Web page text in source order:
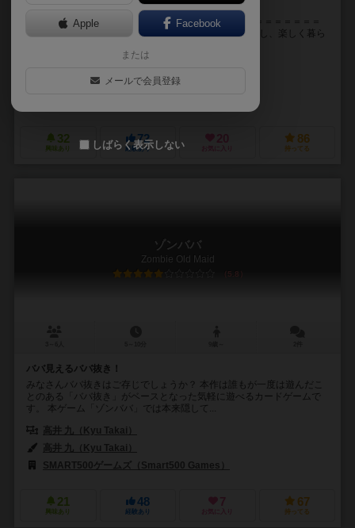
＝＝＝＝＝＝＝＝＝＝＝＝＝＝＝＝＝＝＝＝＝＝＝＝＝＝＝＝＝＝＝
＝＝＝＝＝＝＝＝＝＝＝＝ ▼ストーリー 盗賊を追い出し、楽しく暮ら
尾根ギア（Onegear）
SMART500ゲームズ（
32
興味あり
72
経験あり
20
お気に入り
86
持ってる
ゾンババ
Zombie Old Maid
5.8
ババ見えるババ抜き！
みなさんババ抜きはご存じでしょうか？ 本作は誰もが一度は遊んだこ
とのある「ババ抜き」がベースとなった気軽に遊べるカードゲームで
す。 本ゲーム「ゾンババ」では本来隠して...
高井 九（Kyu Takai）
高井 九（Kyu Takai）
SMART500ゲームズ（Smart500 Games）
21
興味あり
48
経験あり
7
お気に入り
67
持ってる
Apple Facebook
または
メールで会員登録
しばらく表示しない